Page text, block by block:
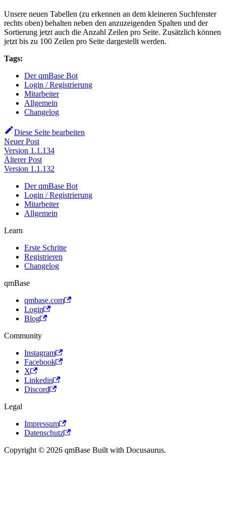
Unsere neuen Tabellen (zu erkennen an dem kleineren Suchfenster
rechts oben) behalten neben den anzuzeigenden Spalten und der
Sortierung jetzt auch die Anzahl Zeilen pro Seite. Zusätzlich können
jetzt bis zu 100 Zeilen pro Seite dargestellt werden.
Tags:
Der qmBase Bot
Login / Registrierung
Mitarbeiter
Allgemein
Changelog
Diese Seite bearbeiten
Neuer Post
Version 1.1.134
Älterer Post
Version 1.1.132
Der qmBase Bot
Login / Registrierung
Mitarbeiter
Allgemein
Learn
Erste Schritte
Registrieren
Changelog
qmBase
qmbase.com
Login
Blog
Community
Instagram
Facebook
X
Linkedin
Discord
Legal
Impressum
Datenschutz
Copyright © 2026 qmBase Built with Docusaurus.